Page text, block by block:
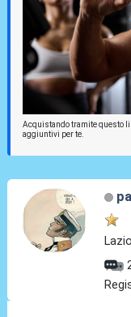
Acquistando tramite questo
aggiuntivi per te.